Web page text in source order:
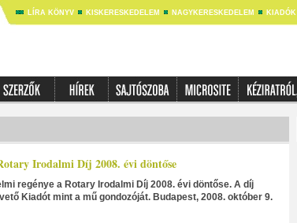
LÍRA KÖNYV KISKERESKEDELEM NAGYKERESKEDELEM KIADÓK
Irodalmi Díj 2008. évi döntőse
regénye a Rotary Irodalmi Díj 2008. évi döntőse. A díj
Kiadót mint a mű gondozóját. Budapest, 2008. október 9.